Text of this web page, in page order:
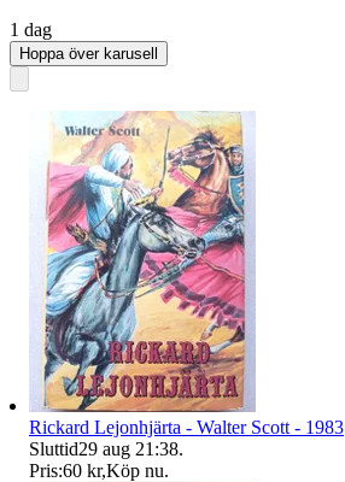
1 dag
Hoppa över karusell
Rickard Lejonhjärta - Walter Scott - 1983
Sluttid29 aug 21:38.
Pris:60 kr,Köp nu.